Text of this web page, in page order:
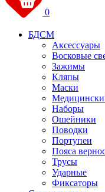
0
БДСМ
Аксессуары
Восковые
Зажимы
Кляпы
Маски
Наборы
Ошейники
Поводки
Портупеи
Пояса
Трусы
Ударные
Фиксаторы